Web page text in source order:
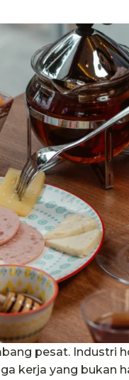
pesat. Industri
kerja yang bukan